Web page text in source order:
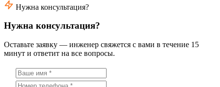
Нужна консультация?
Нужна консультация?
Оставьте заявку — инженер свяжется с вами в течение 15
минут и ответит на все вопросы.